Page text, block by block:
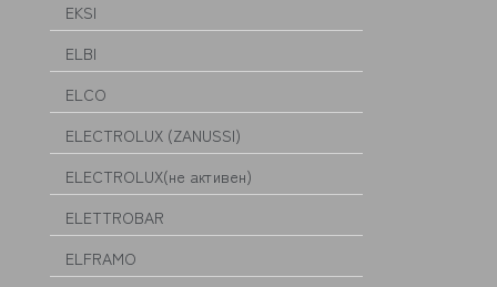
EKSI
ELBI
ELCO
ELECTROLUX (ZANUSSI)
ELECTROLUX(не активен)
ELETTROBAR
ELFRAMO